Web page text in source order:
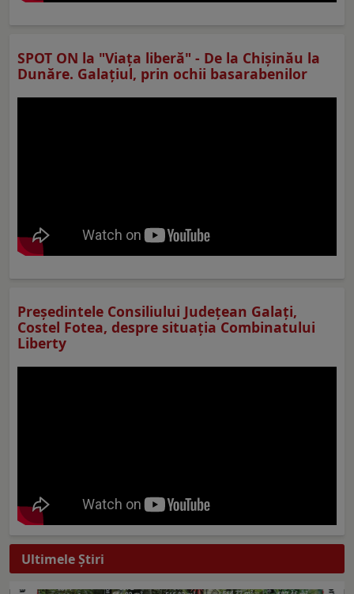
SPOT ON la "Viaţa liberă" - De la Chișinău la
Dunăre. Galațiul, prin ochii basarabenilor
Preşedintele Consiliului Judeţean Galaţi,
Costel Fotea, despre situaţia Combinatului
Liberty
Ultimele Ştiri